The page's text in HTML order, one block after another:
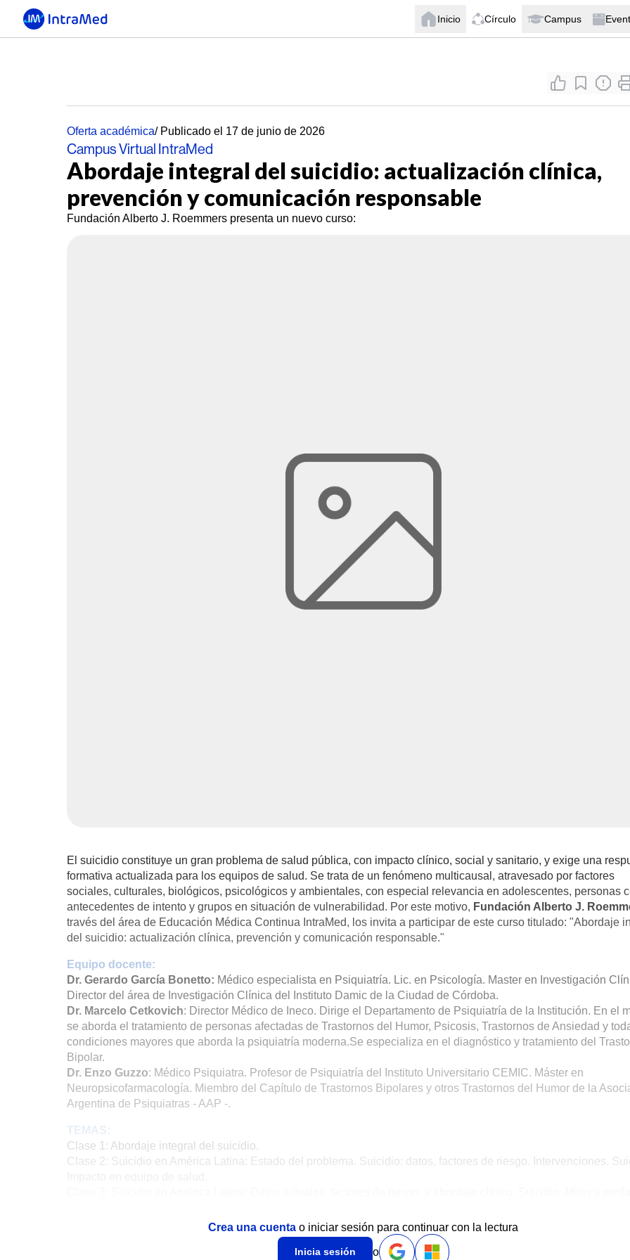
Inicio Círculo Campus
Oferta académica/ Publicado el 17 de junio de 2026
Campus Virtual IntraMed
Abordaje integral del suicidio: actualización clínica,
prevención y comunicación responsable
Fundación Alberto J. Roemmers presenta un nuevo curso:
El suicidio constituye un gran problema de salud pública, con impacto clínico, social y sanitario, y exige una
formativa actualizada para los equipos de salud. Se trata de un fenómeno multicausal, atravesado por factores
sociales, culturales, biológicos, psicológicos y ambientales, con especial relevancia en adolescentes, personas
antecedentes de intento y grupos en situación de vulnerabilidad. Por este motivo, Fundación Alberto J.
través del área de Educación Médica Continua IntraMed, los invita a participar de este curso titulado: "Abordaje
del suicidio: actualización clínica, prevención y comunicación responsable."
Equipo docente:
Dr. Gerardo García Bonetto: Médico especialista en Psiquiatría. Lic. en Psicología. Master en Investigación
Director del área de Investigación Clínica del Instituto Damic de la Ciudad de Córdoba.
Dr. Marcelo Cetkovich: Director Médico de Ineco. Dirige el Departamento de Psiquiatría de la Institución. En el
se aborda el tratamiento de personas afectadas de Trastornos del Humor, Psicosis, Trastornos de Ansiedad y
condiciones mayores que aborda la psiquiatría moderna.Se especializa en el diagnóstico y tratamiento del
Bipolar.
Dr. Enzo Guzzo: Médico Psiquiatra. Profesor de Psiquiatría del Instituto Universitario CEMIC. Máster en
Neuropsicofarmacología. Miembro del Capítulo de Trastornos Bipolares y otros Trastornos del Humor de la
Argentina de Psiquiatras - AAP -.
TEMAS:
Clase 1: Abordaje integral del suicidio.
Clase 2: Suicidio en América Latina: Estado del problema. Suicidio: datos, factores de riesgo. Intervenciones.
SOLICITAR INSCRIPCIÓN
Crea una cuenta o iniciar sesión para continuar con la lectura
Inicia sesión o